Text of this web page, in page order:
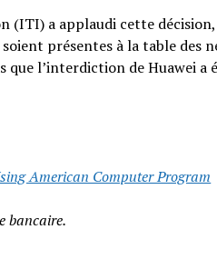
(ITI) a applaudi cette
présentes à la table des
l’interdiction de Huawei a
American Computer Program
bancaire.